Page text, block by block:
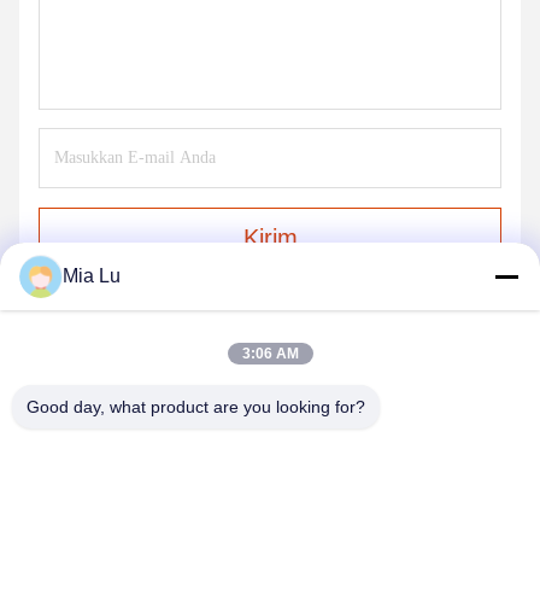
Kirim
Mia Lu
3:06 AM
Good day, what product are you looking for?